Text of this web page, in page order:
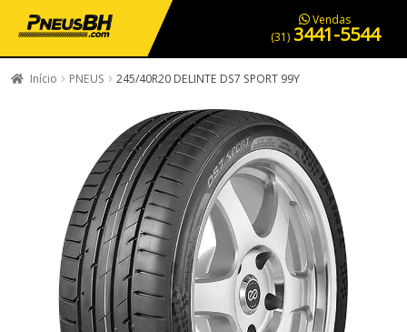
PNEUS EM OFERTA SERVIÇOS AUTOMOTIVOS NOSSA LOJA
Vendas
(31) 3441-5544
Início PNEUS 245/40R20 DELINTE DS7 SPORT 99Y